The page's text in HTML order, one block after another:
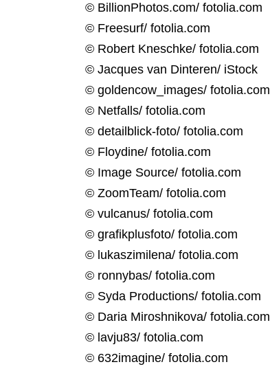
© BillionPhotos.com/ fotolia.com
© Freesurf/ fotolia.com
© Robert Kneschke/ fotolia.com
© Jacques van Dinteren/ iStock
© goldencow_images/ fotolia.com
© Netfalls/ fotolia.com
© detailblick-foto/ fotolia.com
© Floydine/ fotolia.com
© Image Source/ fotolia.com
© ZoomTeam/ fotolia.com
© vulcanus/ fotolia.com
© grafikplusfoto/ fotolia.com
© lukaszimilena/ fotolia.com
© ronnybas/ fotolia.com
© Syda Productions/ fotolia.com
© Daria Miroshnikova/ fotolia.com
© lavju83/ fotolia.com
© 632imagine/ fotolia.com